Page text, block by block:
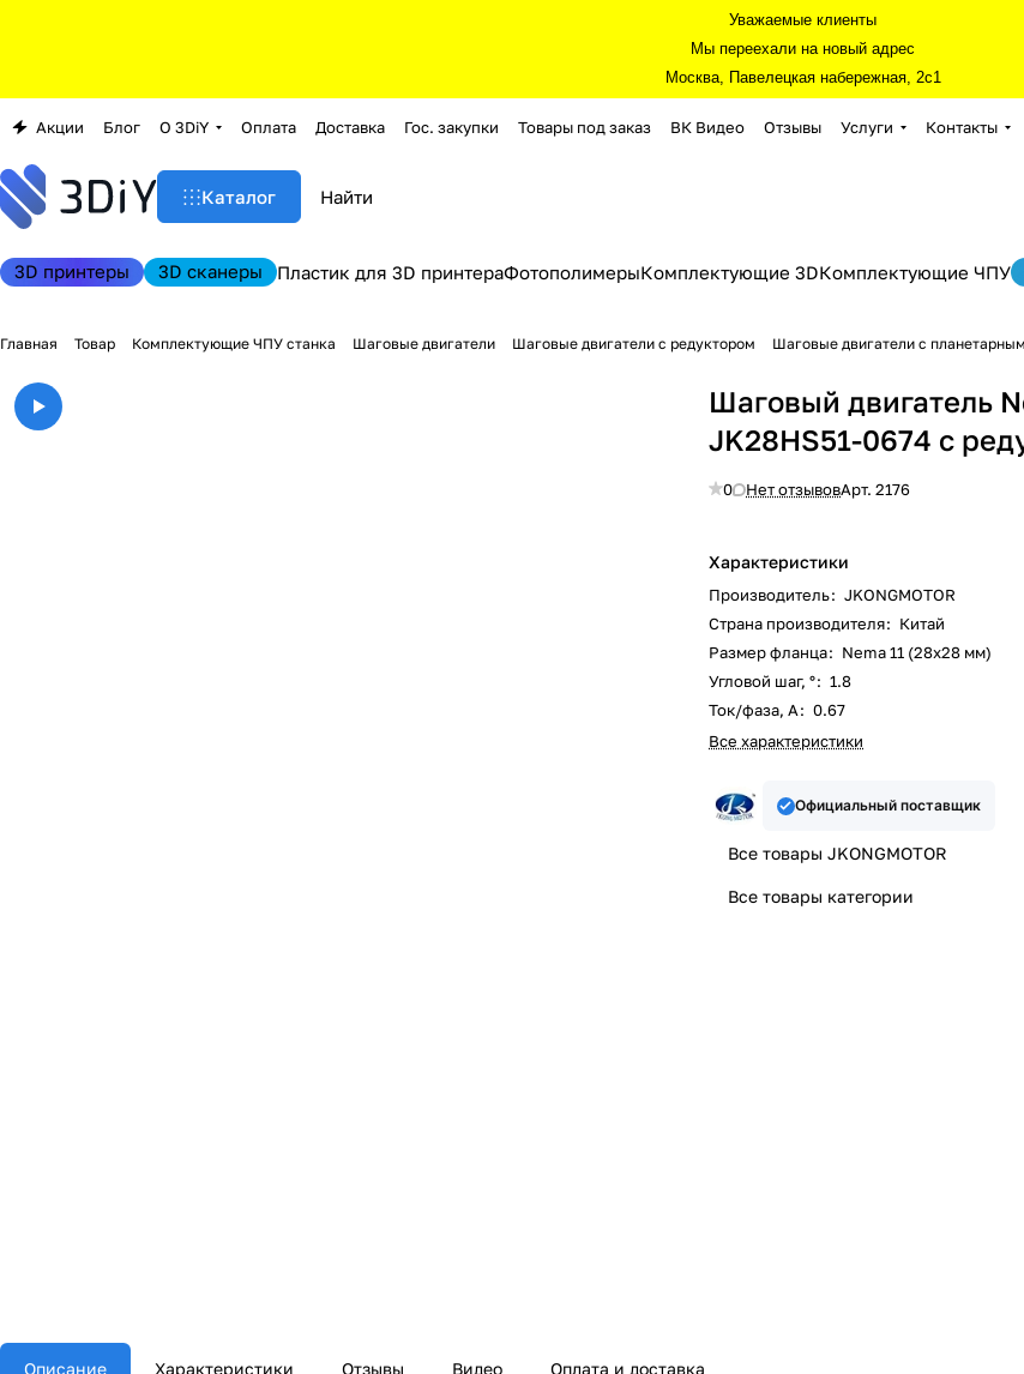
Уважаемые клиенты
Мы переехали на новый адрес
Москва, Павелецкая набережная, 2с1
Акции Блог О 3DiY Оплата Доставка Гос. закупки Товары под заказ ВК Видео Отзывы Услуги Контакты
Каталог
3D принтеры 3D сканеры Пластик для 3D принтераФотополимерыКомплектующие 3DКомплектующие ЧПУ
Главная Товар Комплектующие ЧПУ станка Шаговые двигатели Шаговые двигатели с редуктором Шаговые двигатели с
Шаговый двигатель
JK28HS51-0674 с
0 Нет отзывовАрт.2176
Характеристики
Производитель: JKONGMOTOR
Страна производителя: Китай
Размер фланца: Nema 11 (28x28 мм)
Угловой шаг, °: 1.8
Ток/фаза, А: 0.67
Все характеристики
Официальный поставщик
Все товары JKONGMOTOR
Все товары категории
Описание Характеристики Отзывы Видео Оплата и доставка